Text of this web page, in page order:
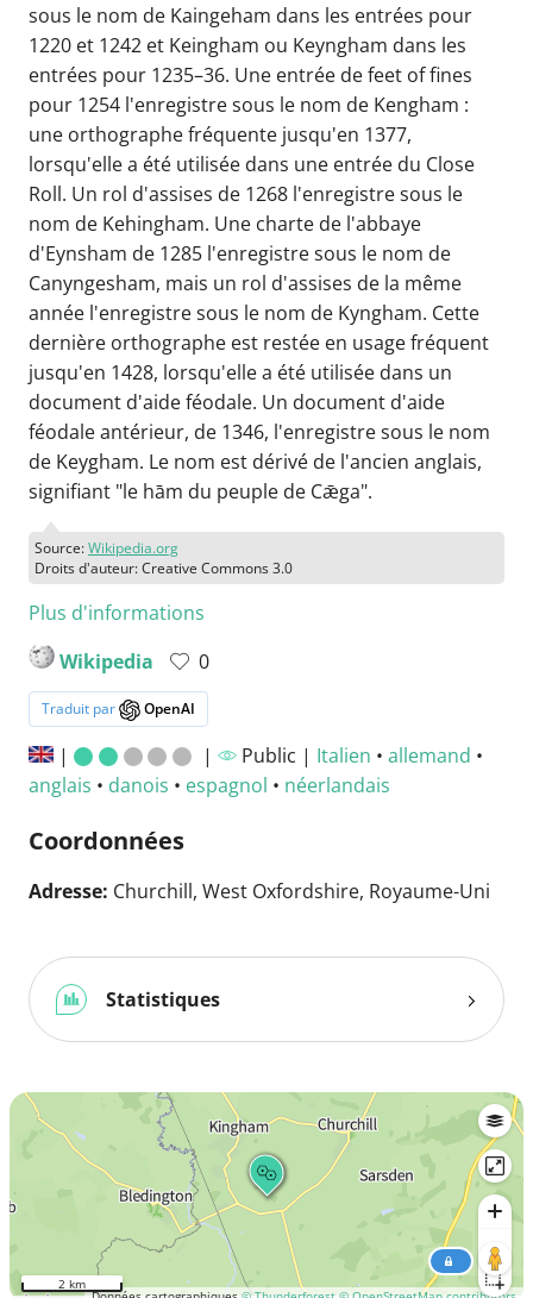
sous le nom de Kaingeham dans les entrées pour
1220 et 1242 et Keingham ou Keyngham dans les
entrées pour 1235–36. Une entrée de feet of fines
pour 1254 l'enregistre sous le nom de Kengham :
une orthographe fréquente jusqu'en 1377,
lorsqu'elle a été utilisée dans une entrée du Close
Roll. Un rol d'assises de 1268 l'enregistre sous le
nom de Kehingham. Une charte de l'abbaye
d'Eynsham de 1285 l'enregistre sous le nom de
Canyngesham, mais un rol d'assises de la même
année l'enregistre sous le nom de Kyngham. Cette
dernière orthographe est restée en usage fréquent
jusqu'en 1428, lorsqu'elle a été utilisée dans un
document d'aide féodale. Un document d'aide
féodale antérieur, de 1346, l'enregistre sous le nom
de Keygham. Le nom est dérivé de l'ancien anglais,
signifiant "le hām du peuple de Cǣga".
Source:Wikipedia.org
Droits d'auteur: Creative Commons 3.0
Plus d'informations
Wikipedia
0
Traduit par OpenAI
| | Public | Italien • allemand •
anglais • danois • espagnol • néerlandais
Coordonnées
Adresse: Churchill, West Oxfordshire, Royaume-Uni
Statistiques
2 km